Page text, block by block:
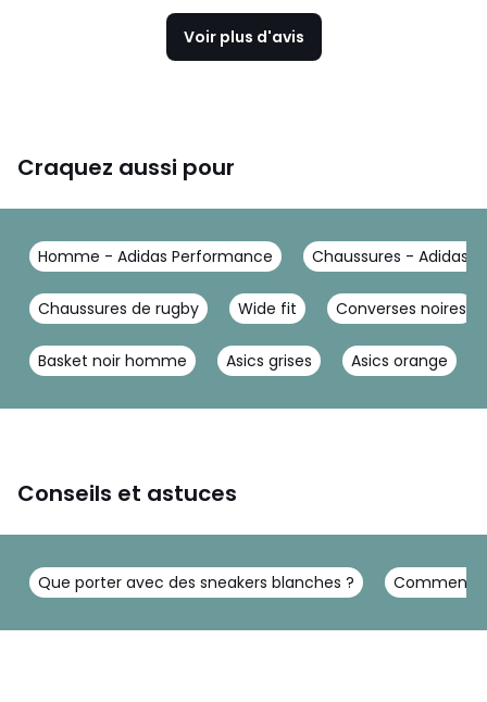
Voir plus d'avis
Craquez aussi pour
Homme - Adidas Performance Chaussures - Adidas
Chaussures de rugby Wide fit Converses noires
Basket noir homme Asics grises Asics orange
Conseils et astuces
Que porter avec des sneakers blanches ? Comment